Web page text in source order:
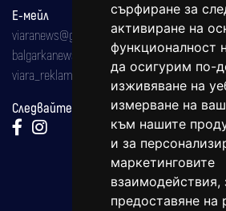
сърфиране за
активиране на
функционалност
да осигурим по-
изживяване на
измерване на
към нашите
и за
маркетинговите
взаимодействия,
предоставяне на
Е-мейл
viaranews@gmail.com
balgarkanews@gmail.com
viara_reklama@mail.bg
Следвайте ни: